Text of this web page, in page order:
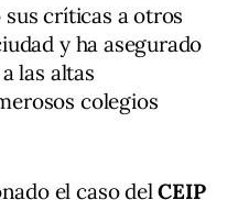
críticas a otros
y ha asegurado
las altas
colegios
el caso delCEIP